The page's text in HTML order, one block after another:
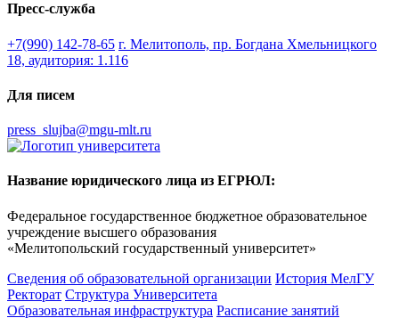
Пресс-служба
+7(990) 142-78-65 г. Мелитополь, пр. Богдана Хмельницкого
18, аудитория: 1.116
Для писем
press_slujba@mgu-mlt.ru
Название юридического лица из ЕГРЮЛ:
Федеральное государственное бюджетное образовательное
учреждение высшего образования
«Мелитопольский государственный университет»
Сведения об образовательной организации История МелГУ
Ректорат Структура Университета
Образовательная инфраструктура Расписание занятий